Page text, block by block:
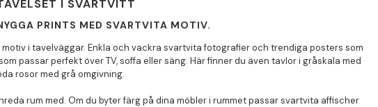
I SVARTVITT
PRINTS MED SVARTVITA MOTIV.
i tavelväggar. Enkla och vackra svartvita fotografier och trendiga posters som
passar perfekt över TV, soffa eller säng. Här finner du även tavlor i gråskala med
rosor med grå omgivning.
rum med. Om du byter färg på dina möbler i rummet passar svartvita affischer